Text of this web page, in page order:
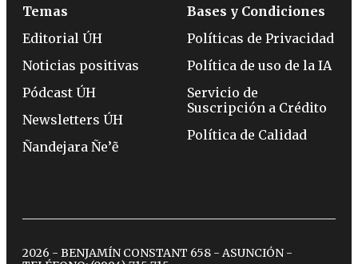
Temas
Editorial ÚH
Noticias positivas
Pódcast ÚH
Newsletters ÚH
Ñandejara Ñe’ẽ
Bases y Condiciones
Políticas de Privacidad
Política de uso de la IA
Servicio de
Suscripción a Crédito
Política de Calidad
2026 - BENJAMÍN CONSTANT 658 - ASUNCIÓN -